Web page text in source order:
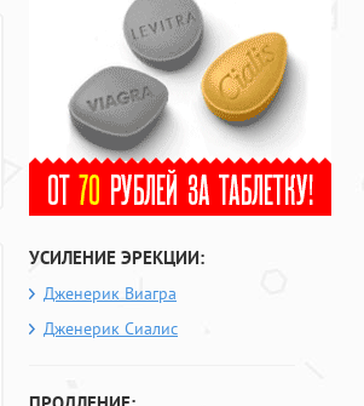
УСИЛЕНИЕ ЭРЕКЦИИ:
Дженерик Виагра
Дженерик Сиалис